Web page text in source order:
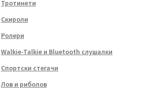
Тротинети
Скироли
Ролери
Walkie-Talkie и Bluetooth слушалки
Спортски стегачи
Лов и риболов